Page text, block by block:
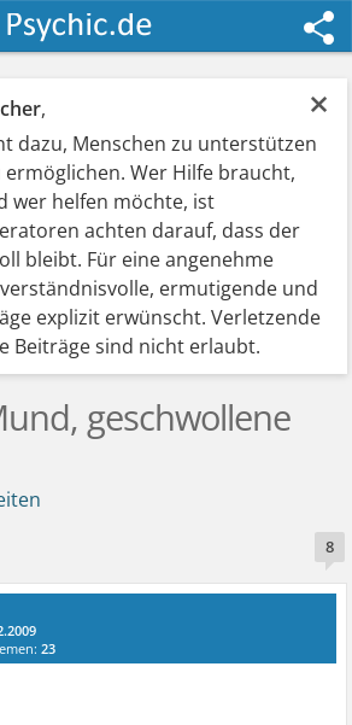
×
,
dazu, Menschen zu unterstützen
Wer Hilfe braucht,
wer helfen möchte, ist
achten darauf, dass der
bleibt. Für eine angenehme
ermutigende und
explizit erwünscht. Verletzende
Beiträge sind nicht erlaubt.
geschwollene
8
23